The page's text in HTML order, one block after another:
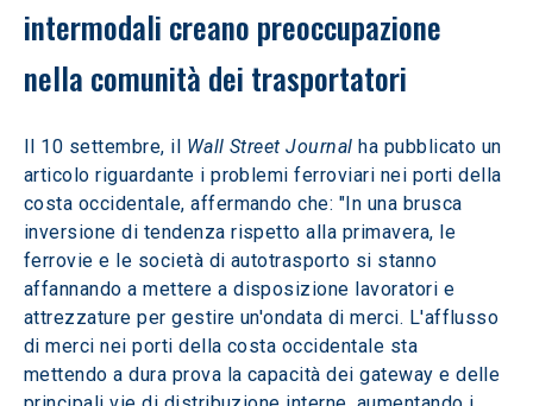
intermodali creano preoccupazione
nella comunità dei trasportatori
Il 10 settembre, il Wall Street Journal ha pubblicato un
articolo riguardante i problemi ferroviari nei porti della
costa occidentale, affermando che: "In una brusca
inversione di tendenza rispetto alla primavera, le
ferrovie e le società di autotrasporto si stanno
affannando a mettere a disposizione lavoratori e
attrezzature per gestire un'ondata di merci. L'afflusso
di merci nei porti della costa occidentale sta
mettendo a dura prova la capacità dei gateway e delle